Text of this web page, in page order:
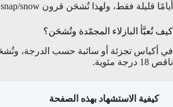
أيامًا قليلة فقط، ولهذا تُشحَن قرون snap/snow جوًا.
كيف تُعبَّأ البازلاء المجمّدة وتُشحَن؟
في أكياس تجزئة أو سائبة حسب الدرجة،
ناقص 18 درجة مئوية.
كيفية الاستشهاد بهذه الصفحة